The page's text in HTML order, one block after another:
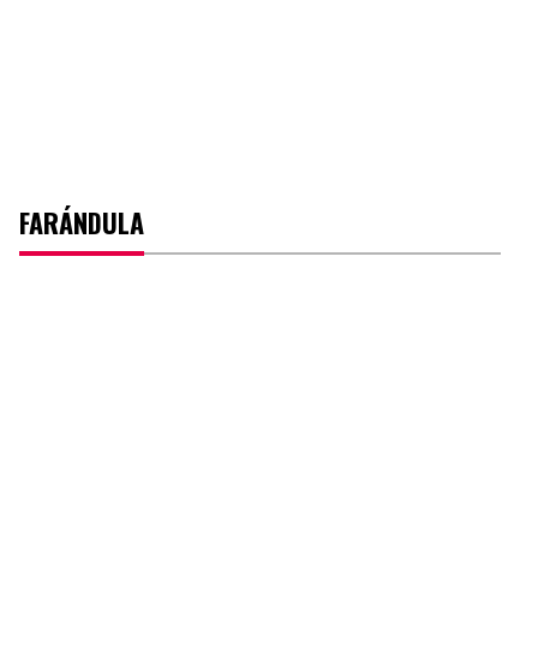
FARÁNDULA